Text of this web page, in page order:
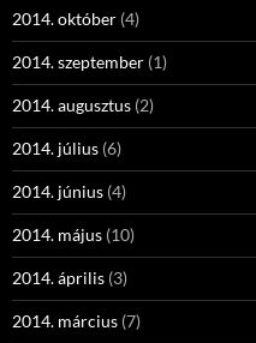
2014. október (4)
2014. szeptember (1)
2014. augusztus (2)
2014. július (6)
2014. június (4)
2014. május (10)
2014. április (3)
2014. március (7)